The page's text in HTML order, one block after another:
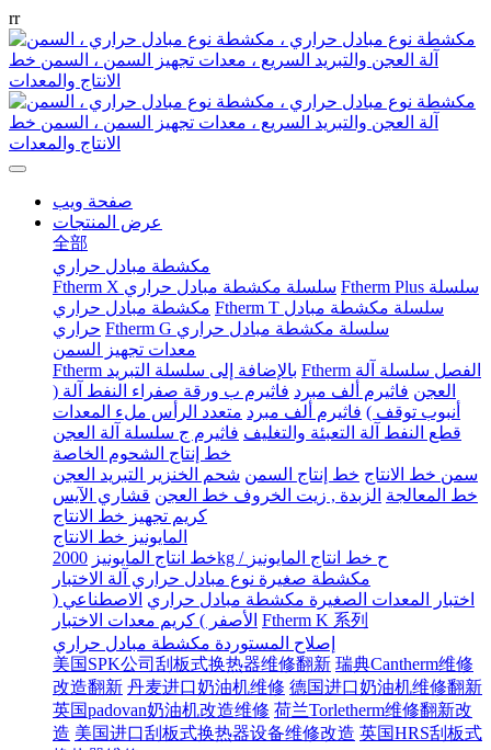
rr
صفحة ويب
عرض المنتجات
全部
مكشطة مبادل حراري
Ftherm X سلسلة مكشطة مبادل حراري Ftherm Plus سلسلة
مكشطة مبادل حراري Ftherm T سلسلة مكشطة مبادل
حراري
Ftherm G سلسلة مكشطة مبادل حراري
معدات تجهيز السمن
Ftherm بالإضافة إلى سلسلة التبريد Ftherm الفصل سلسلة آلة
العجن فاثيرم ألف مبرد فاثيرم ب ورقة صفراء النفط آلة (
أنبوب توقف ) فاثيرم ألف مبرد متعدد الرأس ملء المعدات
قطع النفط آلة التعبئة والتغليف فاثيرم ج سلسلة آلة العجن
خط إنتاج الشحوم الخاصة
سمن خط الانتاج خط إنتاج السمن شحم الخنزير التبريد العجن
خط المعالجة الزبدة , زيت الخروف خط العجن قشاري الآيس
كريم تجهيز خط الانتاج
المايونيز خط الانتاج
خط انتاج المايونيز
2000kg / ح خط انتاج المايونيز
مكشطة صغيرة نوع مبادل حراري آلة الاختبار
اختبار المعدات الصغيرة مكشطة مبادل حراري الاصطناعي (
الأصفر ) كريم معدات الاختبار Ftherm K 系列
إصلاح المستوردة مكشطة مبادل حراري
美国SPK公司刮板式换热器维修翻新 瑞典Cantherm维修
改造翻新 丹麦进口奶油机维修 德国进口奶油机维修翻新
英国padovan奶油机改造维修 荷兰Torletherm维修翻新改
造 美国进口刮板式换热器设备维修改造 英国HRS刮板式